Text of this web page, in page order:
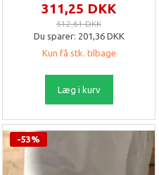
311,25 DKK
512,61 DKK
Du sparer: 201,36 DKK
Kun få stk. tilbage
Læg i kurv
-53%